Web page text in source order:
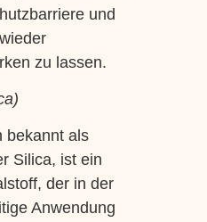
und
zu lassen.
bekannt als
Silica, ist ein
der in der
Anwendung